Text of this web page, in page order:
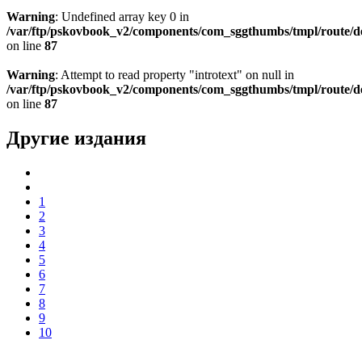
Warning: Undefined array key 0 in
/var/ftp/pskovbook_v2/components/com_sggthumbs/tmpl/route/
on line 87
Warning: Attempt to read property "introtext" on null in
/var/ftp/pskovbook_v2/components/com_sggthumbs/tmpl/route/
on line 87
Другие издания
1
2
3
4
5
6
7
8
9
10